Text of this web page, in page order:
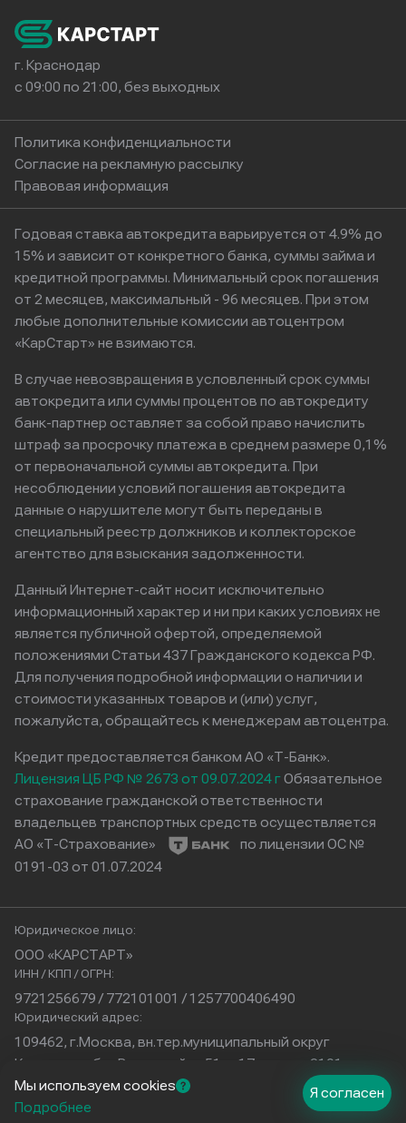
Мы используем cookies
Подробнее
Я согласен
г. Краснодар
с 09:00 по 21:00, без выходных
Политика конфиденциальности
Согласие на рекламную рассылку
Правовая информация
Годовая ставка автокредита варьируется от 4.9% до
15% и зависит от конкретного банка, суммы займа и
кредитной программы. Минимальный срок погашения
от 2 месяцев, максимальный - 96 месяцев. При этом
любые дополнительные комиссии автоцентром
«КарСтарт» не взимаются.
В случае невозвращения в условленный срок суммы
автокредита или суммы процентов по автокредиту
банк-партнер оставляет за собой право начислить
штраф за просрочку платежа в среднем размере 0,1%
от первоначальной суммы автокредита. При
несоблюдении условий погашения автокредита
данные о нарушителе могут быть переданы в
специальный реестр должников и коллекторское
агентство для взыскания задолженности.
Данный Интернет-сайт носит исключительно
информационный характер и ни при каких условиях не
является публичной офертой, определяемой
положениями Статьи 437 Гражданского кодекса РФ.
Для получения подробной информации о наличии и
стоимости указанных товаров и (или) услуг,
пожалуйста, обращайтесь к менеджерам автоцентра.
Кредит предоставляется банком АО «Т-Банк».
Лицензия ЦБ РФ № 2673 от 09.07.2024 гОбязательное
страхование гражданской ответственности
владельцев транспортных средств осуществляется
АО «Т-Страхование»
по лицензии ОС №
0191-03 от 01.07.2024
Юридическое лицо:
ООО «КАРСТАРТ»
ИНН / КПП / ОГРН:
9721256679 / 772101001 / 1257700406490
Юридический адрес:
109462, г.Москва, вн.тер.муниципальный округ
Кузьминки, б-р Волжский, д.51, с.17, помещ.2101
Физический адрес:
г. Краснодар